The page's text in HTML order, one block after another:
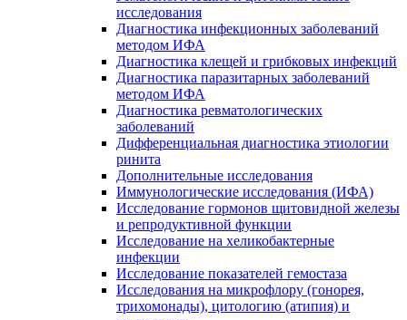
исследования
Диагностика инфекционных заболеваний
методом ИФА
Диагностика клещей и грибковых инфекций
Диагностика паразитарных заболеваний
методом ИФА
Диагностика ревматологических
заболеваний
Дифференциальная диагностика этиологии
ринита
Дополнительные исследования
Иммунологические исследования (ИФА)
Исследование гормонов щитовидной железы
и репродуктивной функции
Исследование на хеликобактерные
инфекции
Исследование показателей гемостаза
Исследования на микрофлору (гонорея,
трихомонады), цитологию (атипия) и